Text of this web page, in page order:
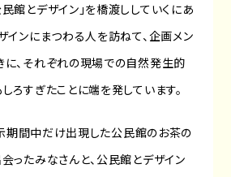
館とデザイン」を橋渡ししていくにあ
インにまつわる人を訪ねて、企画メン
に、それぞれの現場での自然発生的
ろすぎたことに端を発しています。
間中だけ出現した公民館のお茶の
ったみなさんと、公民館とデザイン